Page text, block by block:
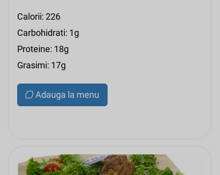
Calorii: 226
Carbohidrati: 1g
Proteine: 18g
Grasimi: 17g
Adauga la menu